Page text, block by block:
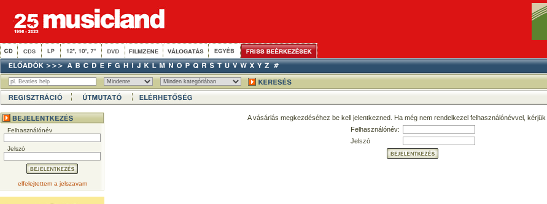
Felhasználónév
Jelszó
elfelejtettem a jelszavam
A vásárlás megkezdéséhez be kell jelentkezned. Ha még nem rendelkezel felhasználónévvel, kérjük
Felhasználónév:
Jelszó